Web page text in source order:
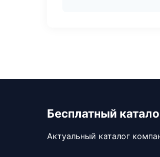
Бесплатный
Актуальный каталог